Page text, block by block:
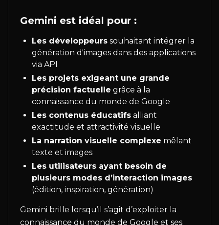
Gemini est idéal pour :
Les développeurs souhaitant intégrer la
génération d'images dans des applications
via API
Les projets exigeant une grande
précision factuelle grâce à la
connaissance du monde de Google
Les contenus éducatifs alliant
exactitude et attractivité visuelle
La narration visuelle complexe mêlant
texte et images
Les utilisateurs ayant besoin de
plusieurs modes d’interaction images
(édition, inspiration, génération)
Gemini brille lorsqu’il s’agit d’exploiter la
connaissance du monde de Google et ses